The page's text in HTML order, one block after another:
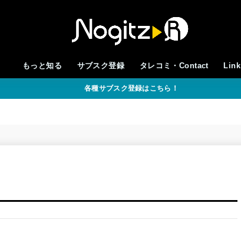
もっと知る サブスク登録 タレコミ・Contact Link
各種サブスク登録はこちら！